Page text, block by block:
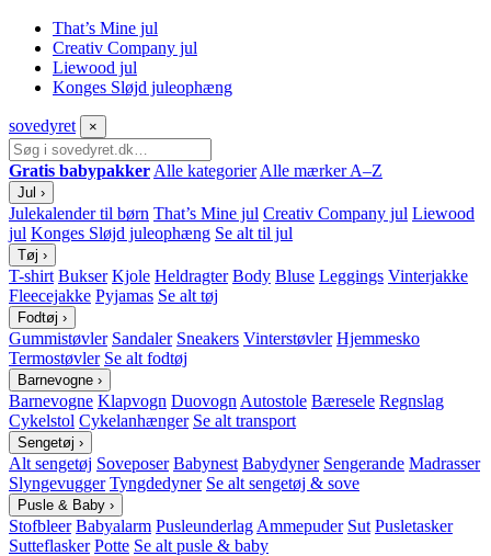
That’s Mine jul
Creativ Company jul
Liewood jul
Konges Sløjd juleophæng
sovedyret ×
Gratis babypakker Alle kategorier Alle mærker A–Z
Jul ›
Julekalender til børn That’s Mine jul Creativ Company jul Liewood
jul Konges Sløjd juleophæng Se alt til jul
Tøj ›
T-shirt Bukser Kjole Heldragter Body Bluse Leggings Vinterjakke
Fleecejakke Pyjamas Se alt tøj
Fodtøj ›
Gummistøvler Sandaler Sneakers Vinterstøvler Hjemmesko
Termostøvler Se alt fodtøj
Barnevogne ›
Barnevogne Klapvogn Duovogn Autostole Bæresele Regnslag
Cykelstol Cykelanhænger Se alt transport
Sengetøj ›
Alt sengetøj Soveposer Babynest Babydyner Sengerande Madrasser
Slyngevugger Tyngdedyner Se alt sengetøj & sove
Pusle & Baby ›
Stofbleer Babyalarm Pusleunderlag Ammepuder Sut Pusletasker
Sutteflasker Potte Se alt pusle & baby